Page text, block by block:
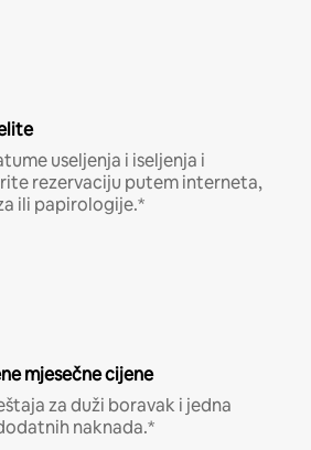
useljenja i iseljenja i
rezervaciju putem interneta,
ili papirologije.*
mjesečne cijene
za duži boravak i jedna
naknada.*